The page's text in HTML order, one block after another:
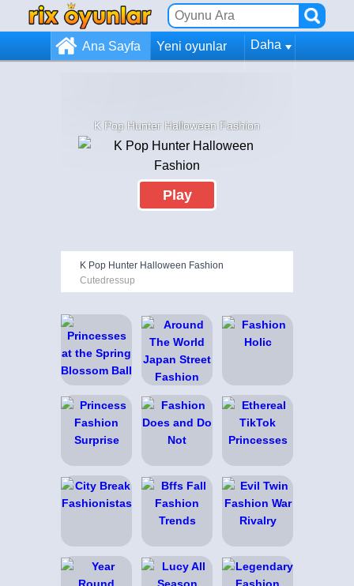
Ana Sayfa Yeni oyunlar Daha
K Pop Hunter Halloween Fashion
Play
K Pop Hunter Halloween Fashion
Cutedressup